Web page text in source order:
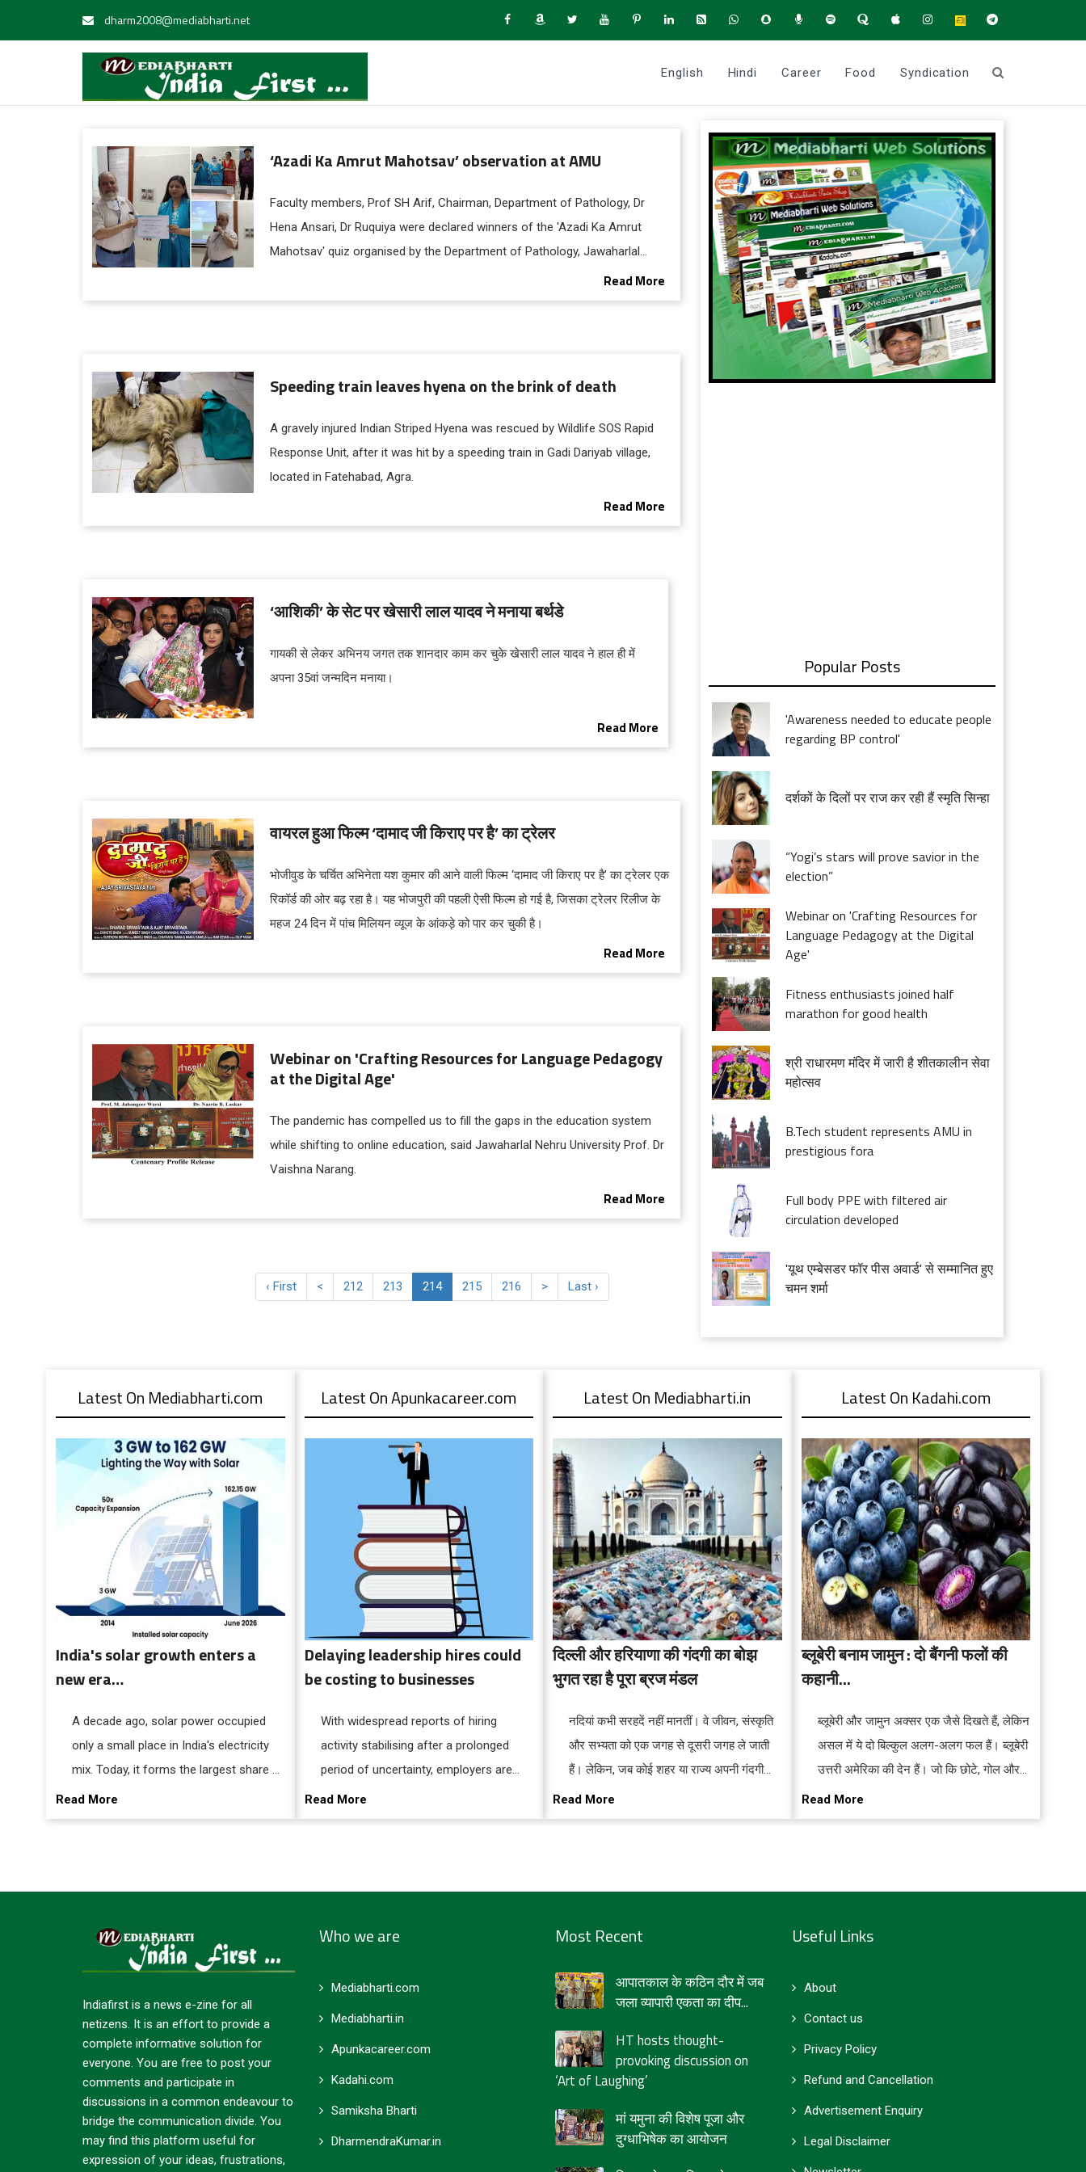
dharm2008@mediabharti.net
English Hindi Career Food Syndication
‘Azadi Ka Amrut Mahotsav’ observation at AMU
Faculty members, Prof SH Arif, Chairman, Department of Pathology, Dr
Hena Ansari, Dr Ruquiya were declared winners of the 'Azadi Ka Amrut
Mahotsav' quiz organised by the Department of Pathology, Jawaharlal
Nehru Medical College, Aligarh Muslim University to commemorate 75
years of Indian Independence.
Read More
Speeding train leaves hyena on the brink of death
A gravely injured Indian Striped Hyena was rescued by Wildlife SOS Rapid
Response Unit, after it was hit by a speeding train in Gadi Dariyab village,
located in Fatehabad, Agra.
Read More
‘आशिकी’ के सेट पर खेसारी लाल यादव ने मनाया बर्थडे
गायकी से लेकर अभिनय जगत तक शानदार काम कर चुके खेसारी लाल यादव ने हाल ही में
अपना 35वां जन्मदिन मनाया।
Read More
वायरल हुआ फिल्‍म ‘दामाद जी किराए पर है’ का ट्रेलर
भोजीवुड के चर्चित अभिनेता यश कुमार की आने वाली फिल्म ‘दामाद जी किराए पर है’ का ट्रेलर एक
रिकॉर्ड की ओर बढ़ रहा है। यह भोजपुरी की पहली ऐसी फिल्‍म हो गई है, जिसका ट्रेलर रिलीज के
महज 24 दिन में पांच मिलियन व्‍यूज के आंकड़े को पार कर चुकी है।
Read More
Webinar on 'Crafting Resources for Language Pedagogy
at the Digital Age'
The pandemic has compelled us to fill the gaps in the education system
while shifting to online education, said Jawaharlal Nehru University Prof. Dr
Vaishna Narang.
Read More
‹ First < 212 213 214 215 216 > Last ›
Popular Posts
'Awareness needed to educate people
regarding BP control'
दर्शकों के दिलों पर राज कर रही हैं स्मृति सिन्हा
“Yogi’s stars will prove savior in the
election”
Webinar on 'Crafting Resources for
Language Pedagogy at the Digital
Age'
Fitness enthusiasts joined half
marathon for good health
श्री राधारमण मंदिर में जारी है शीतकालीन सेवा
महोत्सव
B.Tech student represents AMU in
prestigious fora
Full body PPE with filtered air
circulation developed
'यूथ एम्बेसडर फॉर पीस अवार्ड' से सम्मानित हुए
चमन शर्मा
Latest On Mediabharti.com
India's solar growth enters a
new era…
A decade ago, solar power occupied
only a small place in India's electricity
mix. Today, it forms the largest share of
the country's renewable energy
capacity. From an installed capacity of…
Read More
Latest On Apunkacareer.com
Delaying leadership hires could
be costing to businesses
With widespread reports of hiring
activity stabilising after a prolonged
period of uncertainty, employers are
facing an increasingly difficult balancing
act.
Read More
Latest On Mediabharti.in
दिल्ली और हरियाणा की गंदगी का बोझ
भुगत रहा है पूरा ब्रज मंडल
​नदियां कभी सरहदें नहीं मानतीं। वे जीवन, संस्कृति
और सभ्यता को एक जगह से दूसरी जगह ले जाती
हैं। लेकिन, जब कोई शहर या राज्य अपनी गंदगी
नदी में उड़ेल देता है, तो वह ज़हर भी सीमाएं नहीं
मानता। वह भी बहते-बहते…
Read More
Latest On Kadahi.com
ब्लूबेरी बनाम जामुन : दो बैंगनी फलों की
कहानी...
ब्लूबेरी और जामुन अक्सर एक जैसे दिखते हैं, लेकिन
असल में ये दो बिल्कुल अलग-अलग फल हैं। ब्लूबेरी
उत्तरी अमेरिका की देन हैं। जो कि छोटे, गोल और
हल्की खटास के साथ मीठापन लिए होते हैं। इन्हें
‘सुपरफूड’…
Read More
Indiafirst is a news e-zine for all
netizens. It is an effort to provide a
complete informative solution for
everyone. You are free to post your
comments and participate in
discussions in a common endeavour to
bridge the communication divide. You
may find this platform useful for
expression of your ideas, frustrations,
Who we are
Mediabharti.com
Mediabharti.in
Apunkacareer.com
Kadahi.com
Samiksha Bharti
DharmendraKumar.in
Most Recent
आपातकाल के कठिन दौर में जब
जला व्यापारी एकता का दीप...
HT hosts thought-
provoking discussion on
‘Art of Laughing’
मां यमुना की विशेष पूजा और
दुग्धाभिषेक का आयोजन
Useful Links
About
Contact us
Privacy Policy
Refund and Cancellation
Advertisement Enquiry
Legal Disclaimer